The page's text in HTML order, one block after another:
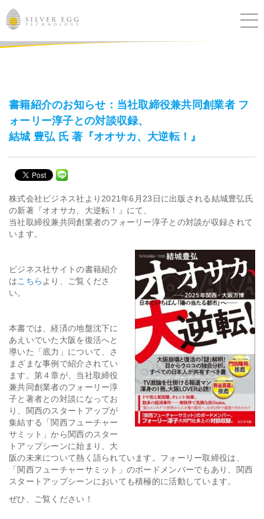
導入事例
ブログ
ニュース
会社情報
採用
資料ダウンロード
お問い合わせ
書籍紹介のお知らせ：当社取締役兼共同創業者 フ
ォーリー淳子との対談収録、
結城 豊弘 氏 著『オオサカ、大逆転！』
株式会社ビジネス社より2021年6月23日に出版される結城豊弘氏
の新著『オオサカ、大逆転！』にて、
当社取締役兼共同創業者のフォーリー淳子との対談が収録されて
います。
ビジネス社サイトの書籍紹介
はこちら より、ご覧くださ
い。
本書では、経済の地盤沈下に
あえいでいた大阪を復活へと
導いた「底力」について、さ
まざまな事例で紹介されてい
ます。第４章が、当社取締役
兼共同創業者のフォーリー淳
子と著者との対談になってお
り、関西のスタートアップが
集結する「関西フューチャー
サミット」から関西のスター
トアップシーンに始まり、大
阪の未来について熱く語られています。フォーリー取締役は、
「関西フューチャーサミット」のボードメンバーでもあり、関西
スタートアップシーンにおいても積極的に活動しています。
ぜひ、ご覧ください！